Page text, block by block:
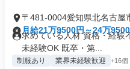
〒481-0004愛知県北名古屋
月給21万9500円～24万
求めている人材 資格・経験
未経験OK 既卒・第...
制服あり 業界未経験歓迎 +16個